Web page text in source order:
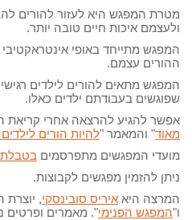
מטרת המפגש היא לעזור להורים
ולעצמם איכות חיים טובה יותר.
המפגש מתייחד באופי
ההורים עצמם.
המפגש מתאים להורים לילדים
שפוגשים בעבודתם ילדים כאלו.
אפשר להגיע להרצאה אחרי קריאת
מאוד" והמאמר "להיות הורים
מועדי המפגשים מתפרסמים בטבלת
ניתן להזמין מפגשים לקבוצות.
המרצה היא איריס סובינסקי, יוצרת
ו"המפגש הפנימי". מאמרים ופרטים